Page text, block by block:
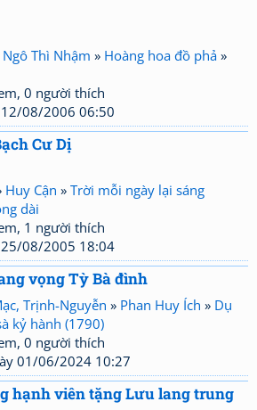
Ngô Thì Nhậm » Hoàng hoa đồ phả »
0 người thích
08/2006 06:50
Cư Dị
Huy Cận » Trời mỗi ngày lại sáng
dài
1 người thích
08/2005 18:04
vọng Tỳ Bà đình
Trịnh-Nguyễn » Phan Huy Ích » Dụ
kỷ hành (1790)
0 người thích
01/06/2024 10:27
hạnh viên tặng Lưu lang trung